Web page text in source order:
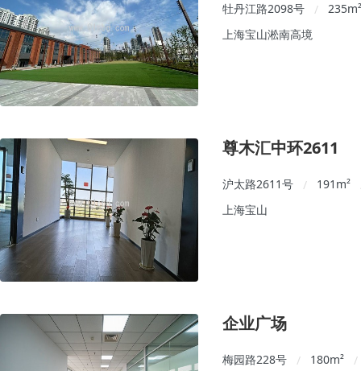
牡丹江路2098号 / 235
上海宝山淞南高境
尊木汇中环2611
沪太路2611号 / 191 m²
上海宝山
企业广场
梅园路228号 / 180m²
/